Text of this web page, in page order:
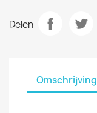
Delen
Omschrijving